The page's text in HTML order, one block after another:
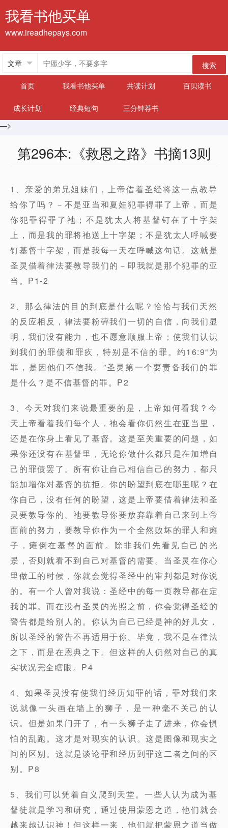
我看书他买单
www.ireadhepays.com
搜索
首页
我看书他买单 共读计划 百贝读书
成长计划 经典短句
三分钟荐书
—>
第296本:《救恩之路》书摘13则
1、亲爱的弟兄姐妹们，上帝借着圣经将这一点教导
给你了吗？－不是亚当和夏娃犯罪得罪了上帝，而是
你犯罪得罪了祂；不是犹太人将基督钉在了十字架
上，而是我的罪将祂送上十字架；不是犹太人呼喊要
钉基督十字架，而是我每一天在呼喊这句话。这就是
圣灵借着律法要教导我们的－即我就是那个犯罪的亚
当。P1-2
2、那么律法的目的到底是什么呢？恰恰与我们天然
的反应相反，律法要粉碎我们一切的自信，向我们显
明，我们没有能力，也不愿意顺服上帝；使我们认识
到我们的罪债和罪疚，特别是不信的罪。约16:9“为
罪，是因他们不信我。”圣灵第一个要责备我们的罪
是什么？是不信基督的罪。P2
3、今天对我们来说最重要的是，上帝如何看我？今
天上帝看着我们每个人，祂会看你仍然生在亚当里，
还是在你身上看见了基督。这是至关重要的问题，如
果你还没有在基督里，无论你做什么都只是在加增自
己的罪债罢了。所有你让自己相信自己的努力，都只
能加增你对基督的抗拒。你的盼望到底在哪里呢？在
你自己，没有任何的盼望，这是上帝要借着律法和圣
灵要教导你的。祂要教导你要放弃靠着自己来到上帝
面前的努力，要教导你作为一个全然败坏的罪人和瘫
子，瘫倒在基督的面前。除非我们先看见自己的光
景，否则就看不到自己对基督的需要。当圣灵在你心
里做工的时候，你就会觉得圣经中的审判都是对你说
的。有一个人曾对我说：圣经中的每一页教导都在定
我的罪。而在没有圣灵的光照之前，你会觉得圣经的
警告都是给别人的。你认为自己已经是神的好儿女，
所以圣经的警告不再适用于你。毕竟，我不是在律法
之下，而是在恩典之下。但这样的人仍然对自己的真
实状况完全瞎眼。P4
4、如果圣灵没有使我们经历知罪的话，罪对我们来
说就像一头画在墙上的狮子，是一种毫不关己的认
识。但是如果门开了，有一头狮子走了进来，你会惧
怕的乱跑。这才是对现实的认识。这是图像和现实之
间的区别。这就是谈论罪和经历到罪这二者之间的区
别。P8
5、我们可以凭着自义爬到天堂。一些人认为成为基
督徒就是学习和研究，通过使用蒙恩之道，他们就会
越来越认识神！但这样一来，他们就把蒙恩之道当做